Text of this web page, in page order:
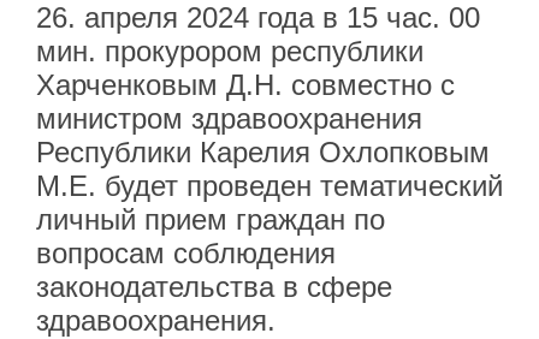
26. апреля 2024 года в 15 час. 00
мин. прокурором республики
Харченковым Д.Н. совместно с
министром здравоохранения
Республики Карелия Охлопковым
М.Е. будет проведен тематический
личный прием граждан по
вопросам соблюдения
законодательства в сфере
здравоохранения.